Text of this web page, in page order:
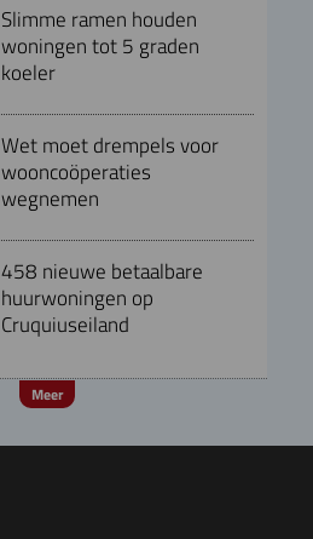
Slimme ramen houden
woningen tot 5 graden
koeler
Wet moet drempels voor
wooncoöperaties
wegnemen
458 nieuwe betaalbare
huurwoningen op
Cruquiuseiland
Meer